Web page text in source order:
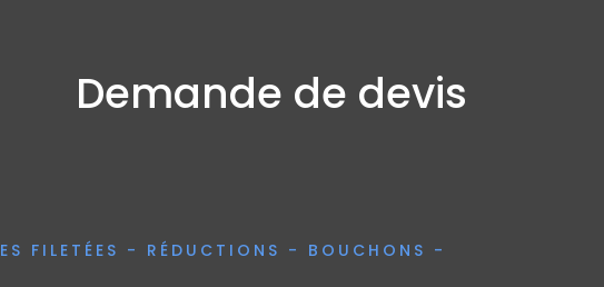
Demande de devis
FILETÉES - RÉDUCTIONS - BOUCHONS -